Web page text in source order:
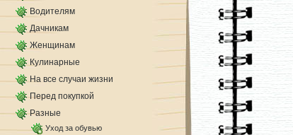
Водителям
Дачникам
Женщинам
Кулинарные
На все случаи жизни
Перед покупкой
Разные
Уход за обувью